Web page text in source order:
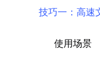
技巧一：高速
使用场景